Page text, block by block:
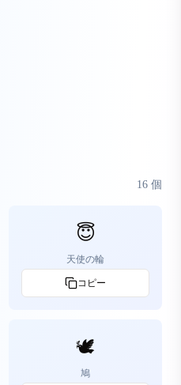
16 個
😇
天使の輪
コピー
🕊️
鳩